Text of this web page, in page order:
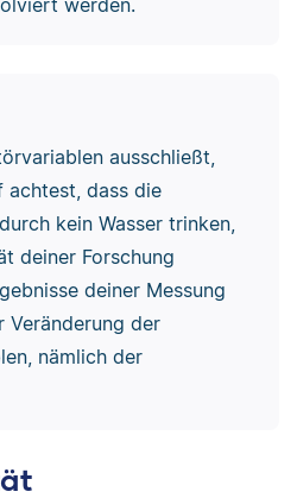
werden.
ausschließt,
achtest, dass die
kein Wasser trinken,
deiner Forschung
deiner Messung
Veränderung der
nämlich der